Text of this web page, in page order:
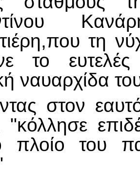
τη
το
ναυαρχίδα
στον
"κόλλησε
πλοίο του